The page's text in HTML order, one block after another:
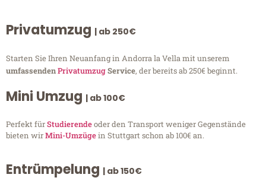
Privatumzug | ab 250€
Starten Sie Ihren Neuanfang in Andorra la Vella mit unserem
umfassendenPrivatumzugService, der bereits ab 250€ beginnt.
Mini Umzug | ab 100€
Perfekt fürStudierendeoder den Transport weniger Gegenstände
bieten wirMini-Umzügein Stuttgart schon ab 100€ an.
Entrümpelung | ab 150€